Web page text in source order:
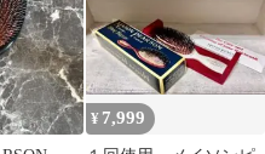
¥ 7,999